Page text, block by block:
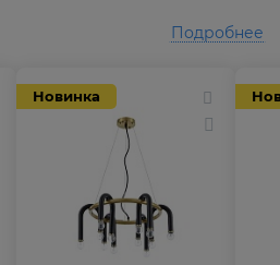
Новинка
Подробнее